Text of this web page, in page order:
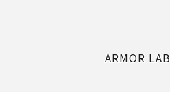
ARMOR